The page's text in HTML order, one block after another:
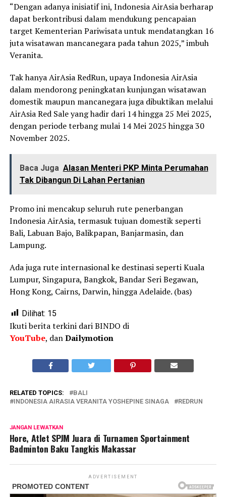
“Dengan adanya inisiatif ini, Indonesia AirAsia berharap
dapat berkontribusi dalam mendukung pencapaian
target Kementerian Pariwisata untuk mendatangkan 16
juta wisatawan mancanegara pada tahun 2025,” imbuh
Veranita.
Tak hanya AirAsia RedRun, upaya Indonesia AirAsia
dalam mendorong peningkatan kunjungan wisatawan
domestik maupun mancanegara juga dibuktikan melalui
AirAsia Red Sale yang hadir dari 14 hingga 25 Mei 2025,
dengan periode terbang mulai 14 Mei 2025 hingga 30
November 2025.
Baca Juga Alasan Menteri PKP Minta Perumahan
Tak Dibangun Di Lahan Pertanian
Promo ini mencakup seluruh rute penerbangan
Indonesia AirAsia, termasuk tujuan domestik seperti
Bali, Labuan Bajo, Balikpapan, Banjarmasin, dan
Lampung.
Ada juga rute internasional ke destinasi seperti Kuala
Lumpur, Singapura, Bangkok, Bandar Seri Begawan,
Hong Kong, Cairns, Darwin, hingga Adelaide. (bas)
Dilihat: 15
Ikuti berita terkini dari BINDO di
YouTube, danDailymotion
RELATED TOPICS:
BALI
INDONESIA AIRASIA VERANITA YOSHEPINE SINAGA
REDRUN
JANGAN LEWATKAN
Hore, Atlet SPJM Juara di Turnamen Sportainment
Badminton Baku Tangkis Makassar
ADVERTISEMENT